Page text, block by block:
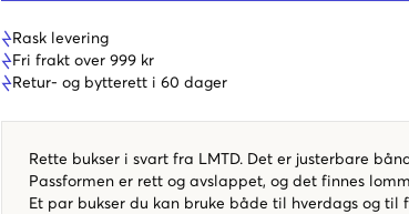
Rask levering
Fri frakt over 999 kr
Retur- og bytterett i 60 dager
Rette bukser i svart fra LMTD. Det er justerbare
Passformen er rett og avslappet, og det finnes
Et par bukser du kan bruke både til hverdags og til